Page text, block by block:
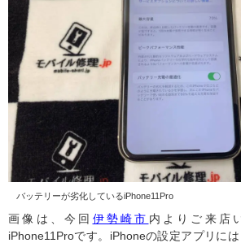
バッテリーが劣化しているiPhone11Pro
画像は、今回 伊勢崎市 内よりご来店
iPhone11Proです。iPhoneの設定アプリには